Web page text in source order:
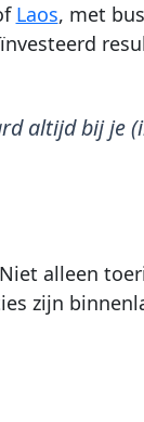
Laos, met
altijd bij je
alleen
zijn